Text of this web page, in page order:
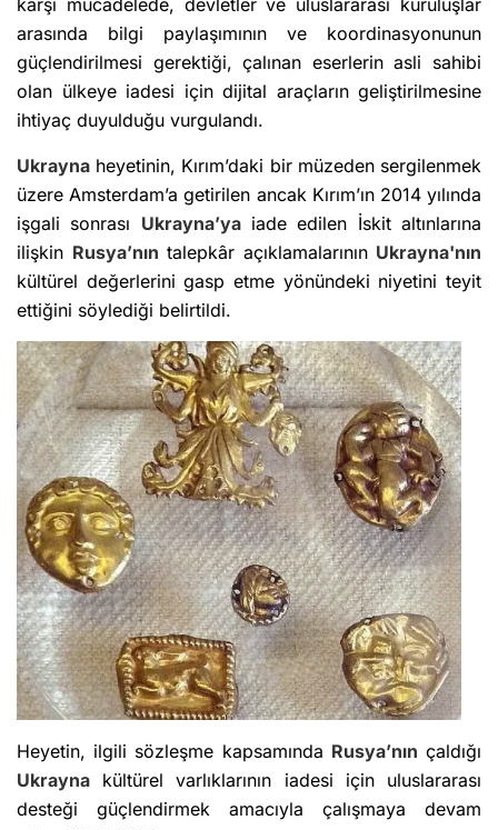
karşı mücadelede, devletler ve uluslararası kuruluşlar
arasında bilgi paylaşımının ve koordinasyonunun
güçlendirilmesi gerektiği, çalınan eserlerin asli sahibi
olan ülkeye iadesi için dijital araçların geliştirilmesine
ihtiyaç duyulduğu vurgulandı.
Ukrayna heyetinin, Kırım’daki bir müzeden sergilenmek
üzere Amsterdam’a getirilen ancak Kırım’ın 2014 yılında
işgali sonrası Ukrayna’yaiade edilen İskit altınlarına
ilişkin Rusya’nın talepkâr açıklamalarının Ukrayna'nın
kültürel değerlerini gasp etme yönündeki niyetini teyit
ettiğini söylediği belirtildi.
Heyetin, ilgili sözleşme kapsamında Rusya’nın çaldığı
Ukrayna kültürel varlıklarının iadesi için uluslararası
desteği güçlendirmek amacıyla çalışmaya devam